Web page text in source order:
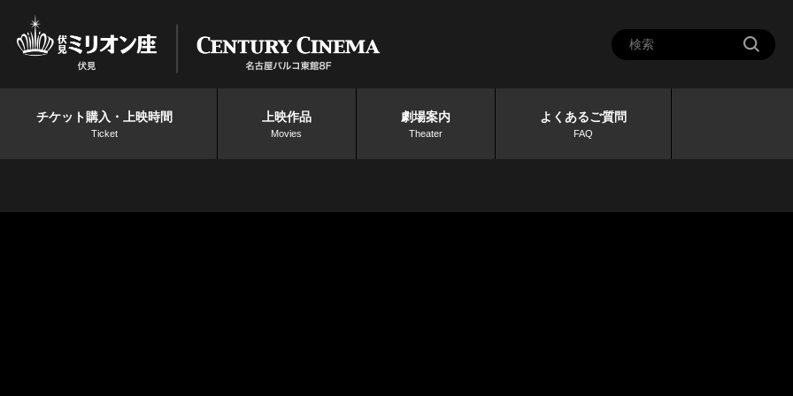
チケット購入・上映時間
Ticket
上映作品
Movies
劇場案内
Theater
よくあるご質問
FAQ